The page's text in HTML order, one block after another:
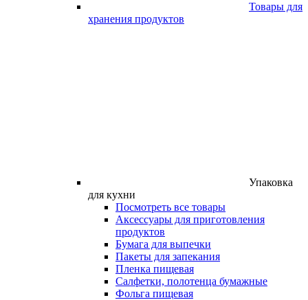
Товары для
хранения продуктов
Упаковка
для кухни
Посмотреть все товары
Аксессуары для приготовления
продуктов
Бумага для выпечки
Пакеты для запекания
Пленка пищевая
Салфетки, полотенца бумажные
Фольга пищевая